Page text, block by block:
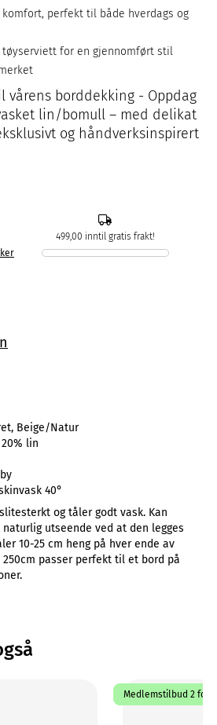
perfekt til både hverdags og
tøyserviett for en gjennomført stil
vårens borddekking - Oppdag
lin/bomull – med delikat
og håndverksinspirert
499,00 inntil gratis frakt!
Beige/Natur
lin
40°
og tåler godt vask. Kan
utseende ved at den legges
10-25 cm heng på hver ende av
250cm passer perfekt til et bord på
Medlemstilbud 2 for 1